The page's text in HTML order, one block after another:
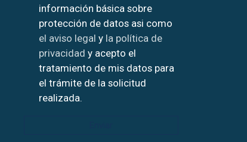
información básica sobre
protección de datos asi como
el aviso legal y la política de
privacidad y acepto el
tratamiento de mis datos para
el trámite de la solicitud
realizada.